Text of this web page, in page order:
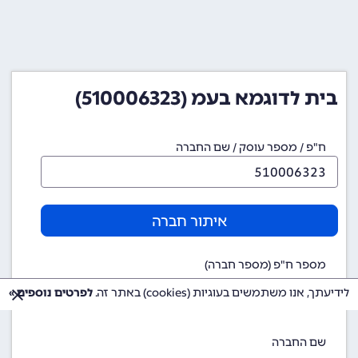
בית לדוגמא בעמ (510006323)
ח"פ / מספר עוסק / שם החברה
איתור חברה
מספר ח"פ (מספר חברה)
510006323
שם החברה
לידיעתך, אנו משתמשים בעוגיות (cookies) באתר זה. לפרטים נוספים »